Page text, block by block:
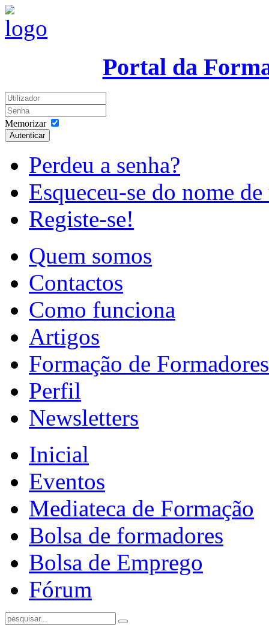
Portal da
Memorizar
Autenticar
Perdeu a senha?
Esqueceu-se do nome
Registe-se!
Quem somos
Contactos
Como funciona
Artigos
Formação de Formadores
Perfil
Newsletters
Inicial
Eventos
Mediateca de Formação
Bolsa de formadores
Bolsa de Emprego
Fórum